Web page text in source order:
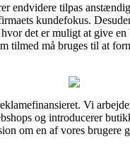
endvidere tilpas
kundefokus.
det er muligt at give en
tilmed må bruges til at
Vi
og introducerer
om en af vores brugere